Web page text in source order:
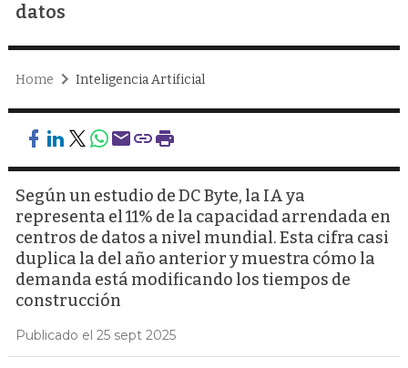
datos
Home Inteligencia Artificial
Según un estudio de DC Byte, la IA ya
representa el 11% de la capacidad arrendada en
centros de datos a nivel mundial. Esta cifra casi
duplica la del año anterior y muestra cómo la
demanda está modificando los tiempos de
construcción
Publicado el 25 sept 2025